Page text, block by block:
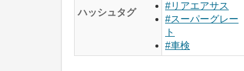
ハッシュタグ
#リアエアサス
#スーパーグレー
ト
#車検